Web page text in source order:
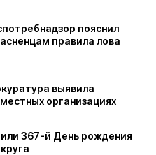
пояснил
правила лова
выявила
организациях
367-й День рождения